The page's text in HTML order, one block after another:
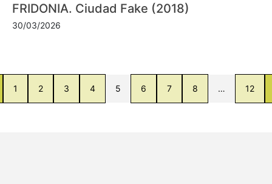
FRIDONIA. Ciudad Fake (2018)
30/03/2026
1 2 3 4 5 6 7 8 … 12